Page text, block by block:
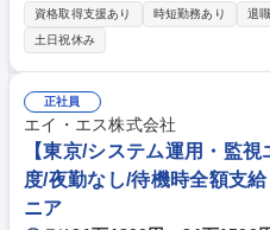
上、重要なプロダクト・サービスの
開発～リリース後の改善まで一気通貫で オーナーシップをもって案件
めていただきます。 金融機関であり
ンジニアとしての経験値を高めてい
開発プロダクト一例：◎ブランドサ
ム等）◎MyJCBアプリ ◎加盟店様向
◎ご参考：JCBテックブログ https://tech.jcblab.jp/
ャイル開発）アジャイル開発や金融
資格取得支援あり 時短勤務あり 退
土日祝休み
正社員
エイ・エス株式会社
【東京/システム運用・監
度/夜勤なし/待機時全額支
ニア